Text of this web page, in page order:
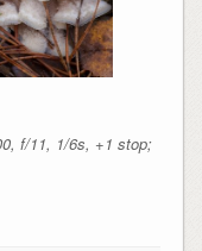
f/11, 1/6s, +1 stop;